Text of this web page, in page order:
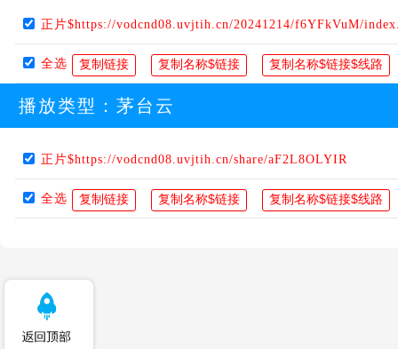
正片$https://vodcnd08.uvjtih.cn/20241214/f6YFkVuM/
全选
播放类型： 茅台云
正片$https://vodcnd08.uvjtih.cn/share/aF2L8OLYIR
全选